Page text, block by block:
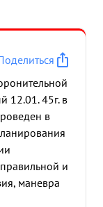
12.01. 45г. в
в
и
маневра